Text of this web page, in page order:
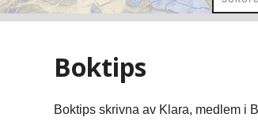
Boktips
Boktips skrivna av Klara, medlem i